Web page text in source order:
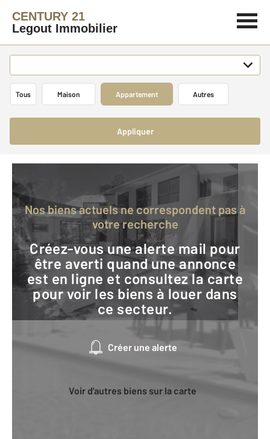
CENTURY 21
Legout Immobilier
Tous Maison Appartement Autres
Appliquer
Nos biens actuels ne correspondent pas à
votre recherche
Créez-vous une alerte mail pour
être averti quand une annonce
est en ligne et consultez la carte
pour voir les biens à louer dans
ce secteur.
Créer une alerte
Voir d'autres biens sur la carte